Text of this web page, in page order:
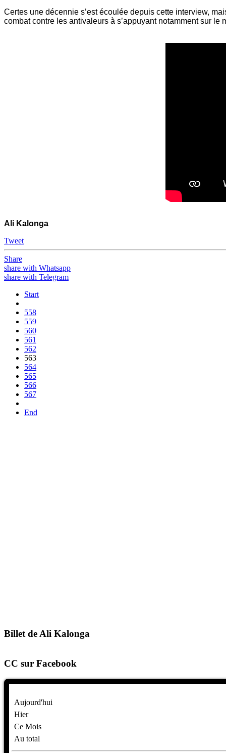
Certes une décennie s’est écoulée depuis cette interview,
combat contre les antivaleurs à s’appuyant notamment sur le
Ali Kalonga
Tweet
Share
share with Whatsapp
share with Telegram
Start
558
559
560
561
562
563
564
565
566
567
End
Billet de Ali Kalonga
CC sur Facebook
Aujourd'hui
Hier
Ce Mois
Au total